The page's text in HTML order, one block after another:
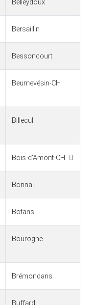
Belleydoux
Bersaillin
Bessoncourt
Beurnevésin-CH
Billecul
Bois-d'Amont-CH
Bonnal
Botans
Bourogne
Brémondans
Buffard